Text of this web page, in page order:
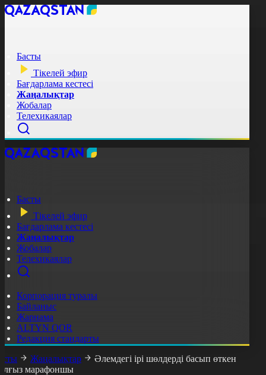
Басты
Тікелей эфир
Бағдарлама кестесі
Жаңалықтар
Жобалар
Телехикаялар
Басты
Тікелей эфир
Бағдарлама кестесі
Жаңалықтар
Жобалар
Телехикаялар
Корпорация туралы
Байланыс
Жарнама
ALTYN QOR
Редакция стандарты
Жаңалықтар
Әлемдегі ірі шөлдерді басып өткен
марафоншы